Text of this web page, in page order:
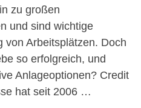
zu großen
und sind wichtige
von Arbeitsplätzen. Doch
so erfolgreich, und
Anlageoptionen? Credit
hat seit 2006 …